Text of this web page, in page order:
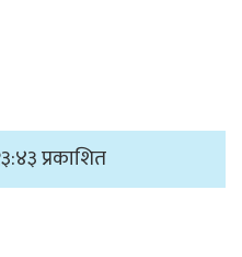
प्रकाशित